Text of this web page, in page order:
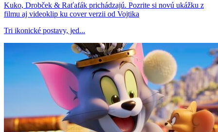
Kuko, Drobček & Raťafák prichádzajú. Pozrite si novú ukážku z
filmu aj videoklip ku cover verzii od Vojtika
Tri ikonické postavy, jed...